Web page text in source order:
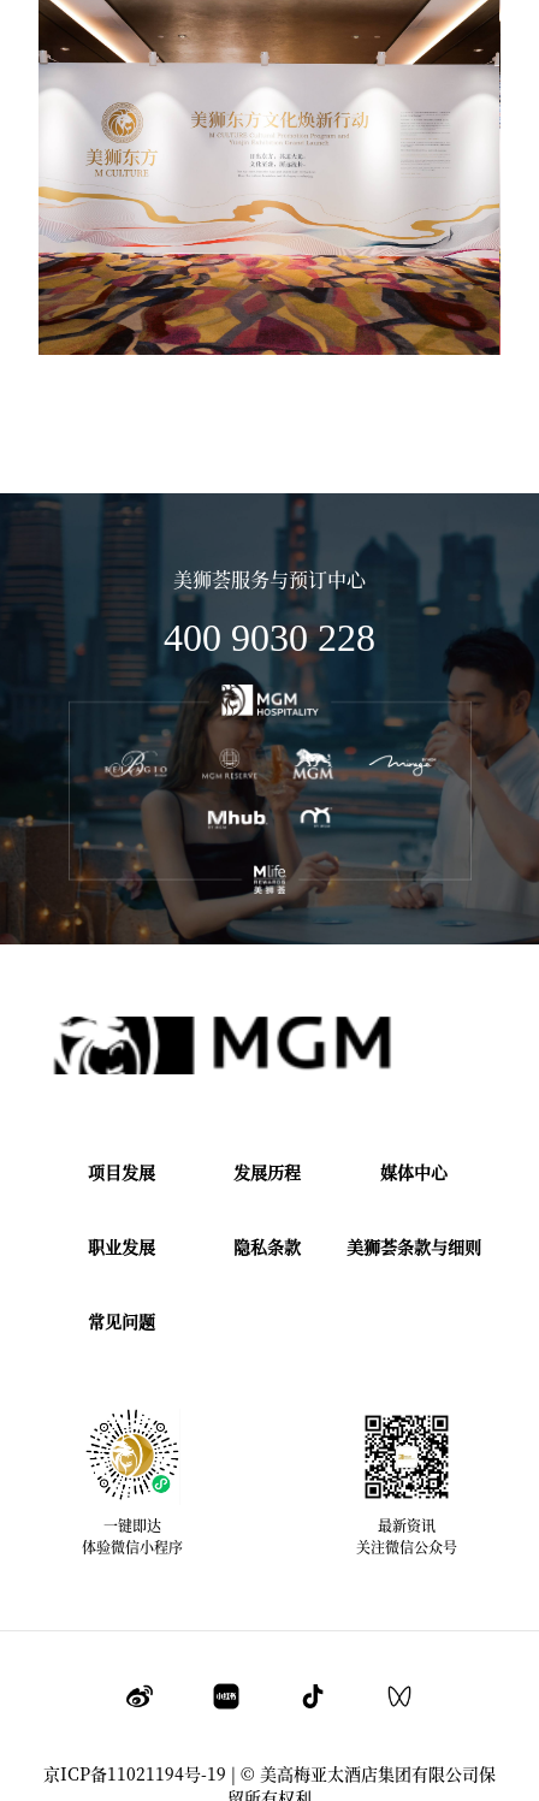
美狮荟服务与预订中心
400 9030 228
项目发展 发展历程 媒体中心
职业发展 隐私条款 美狮荟条款与细则
常见问题
一键即达
体验微信小程序
最新资讯
关注微信公众号
京ICP备11021194号-19 | © 美高梅亚太酒店集团有限公司保